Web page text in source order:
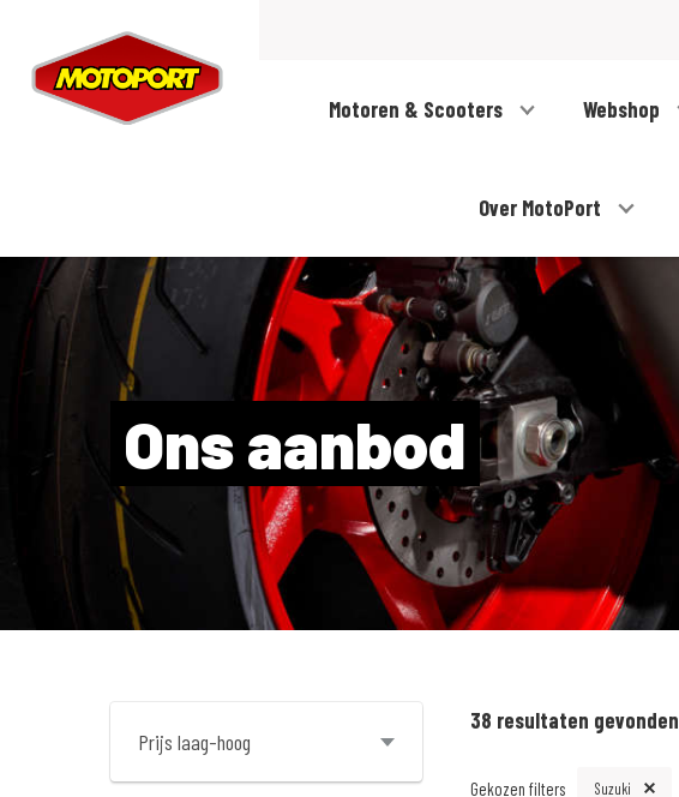
Motoren & Scooters Webshop
Over MotoPort
Ons aanbod
38 resultaten gevonden
Gekozen filters Suzuki